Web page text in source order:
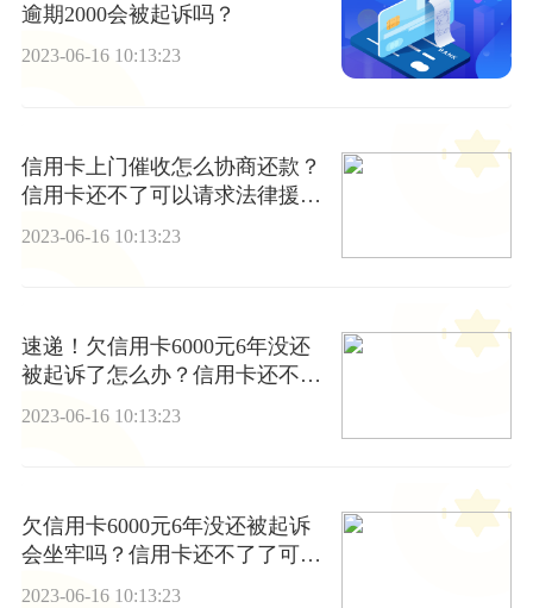
逾期2000会被起诉吗？
2023-06-16 10:13:23
信用卡上门催收怎么协商还款？
信用卡还不了可以请求法律援助
2023-06-16 10:13:23
速递！欠信用卡6000元6年没还
被起诉了怎么办？信用卡还不了
2023-06-16 10:13:23
欠信用卡6000元6年没还被起诉
会坐牢吗？信用卡还不了了可以
协商还款吗？ 当前资讯
2023-06-16 10:13:23